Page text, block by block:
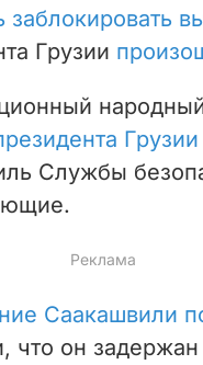
заблокировать
Грузии
Службы
Саакашвили
что он